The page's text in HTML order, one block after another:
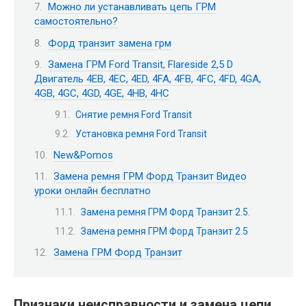
Можно ли устанавливать цепь ГРМ
самостоятельно?
Форд транзит замена грм
Замена ГРМ Ford Transit, Flareside 2,5 D
Двигатель 4EB, 4EC, 4ED, 4FA, 4FB, 4FC, 4FD, 4GA,
4GB, 4GC, 4GD, 4GE, 4HB, 4HC
Снятие ремня Ford Transit
Установка ремня Ford Transit
New&Pomos
Замена ремня ГРМ Форд Транзит Видео
уроки онлайн бесплатно
Замена ремня ГРМ Форд Транзит 2.5.
Замена ремня ГРМ Форд Транзит 2.5
Замена ГРМ Форд Транзит